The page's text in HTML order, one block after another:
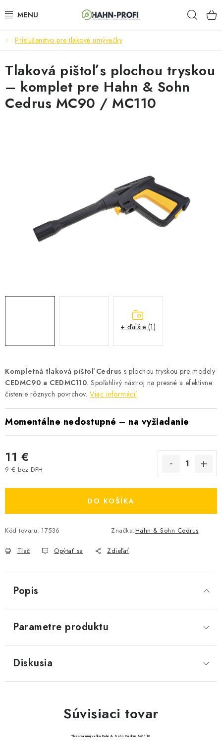
na
ELEKTROCENTRÁLY
ZAHRADNÍ TECHNIKA
STAVEBNÁ TECHNIKA
VYHRIEVANIE
VRÁTENIE TOVARU A REKLAMÁCIE
KONTAKTY
Ceny přepravy
Kontakty
Príslušenstvo pre tlakové umývačky
Kompletná tlaková pištoľ Cedrus s plochou tryskou pre modely
CEDMC90 a CEDMC110. Spoľahlivý nástroj na presné a efektívne
čistenie rôznych povrchov. Viac informácií
Momentálne nedostupné – na vyžiadanie
11 €
9 € bez DPH
DO KOŠÍKA
Kód tovaru: 17536 Značka:Hahn & Sohn Cedrus
Tlač Opýtať sa Zdieľať
Tlaková pištoľ s plochou tryskou
– komplet pre Hahn & Sohn
Cedrus MC90 / MC110
+ ďalšie (1)
Popis
Parametre produktu
Diskusia
Súvisiaci tovar